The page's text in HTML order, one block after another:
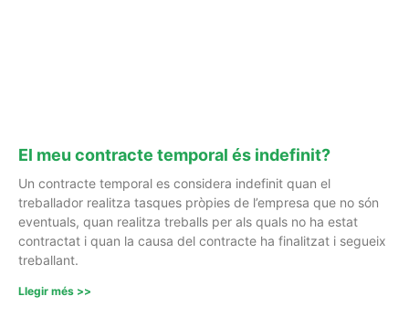
El meu contracte temporal és indefinit?
Un contracte temporal es considera indefinit quan el
treballador realitza tasques pròpies de l’empresa que no són
eventuals, quan realitza treballs per als quals no ha estat
contractat i quan la causa del contracte ha finalitzat i segueix
treballant.
Llegir més >>